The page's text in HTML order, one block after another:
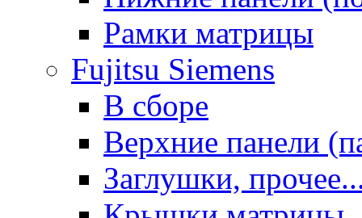
Рамки матрицы
Fujitsu Siemens
В сборе
Верхние панели
Заглушки,